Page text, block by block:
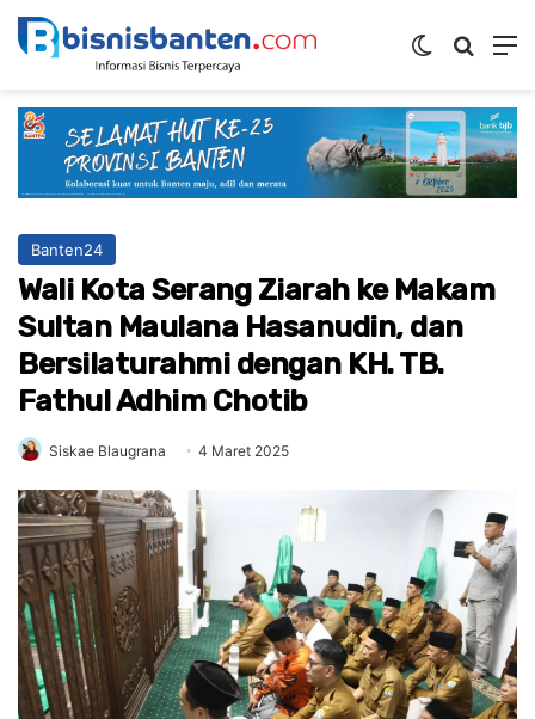
Switch skin
Banten24
Wali Kota Serang Ziarah ke Makam
Sultan Maulana Hasanudin, dan
Bersilaturahmi dengan KH. TB.
Fathul Adhim Chotib
Siskae Blaugrana 4 Maret 2025